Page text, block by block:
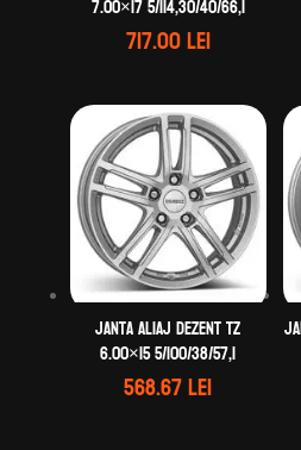
7.00×17 5/114,30/40/66,1
717.00lei
Janta aliaj DEZENT TZ
6.00×15 5/100/38/57,1
568.67lei